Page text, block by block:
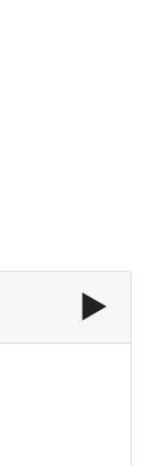
▶️